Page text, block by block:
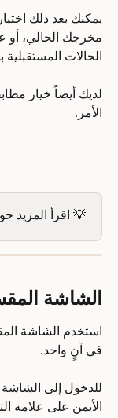
يمكنك بعد ذلك
مخرجك الحالي، أو
الحالات
لديك أيضاً خيار
الأمر.
💡 اقرأ المزيد
الشاشة
في آنٍ واحد.
للدخول إلى
الأيمن على علامة